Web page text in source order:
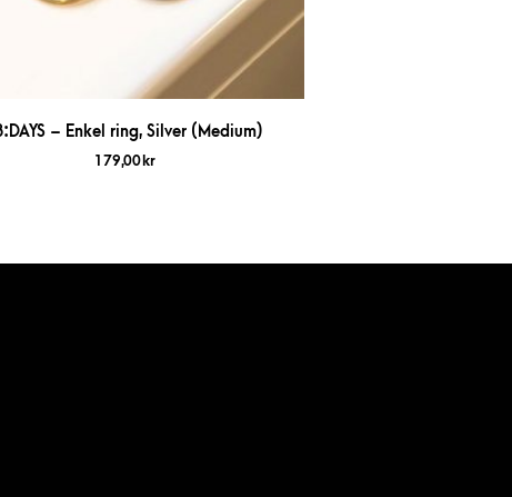
– Enkel ring, Silver (Medium)
179,00 kr